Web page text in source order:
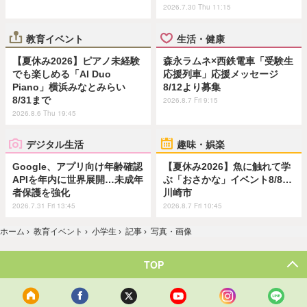
2026.7.30 Thu 11:15
教育イベント
【夏休み2026】ピアノ未経験
でも楽しめる「AI Duo
Piano」横浜みなとみらい
8/31まで
2026.8.6 Thu 19:45
生活・健康
森永ラムネ×西鉄電車「受験生
応援列車」応援メッセージ
8/12より募集
2026.8.7 Fri 9:15
デジタル生活
Google、アプリ向け年齢確認
APIを年内に世界展開…未成年
者保護を強化
2026.7.31 Fri 13:45
趣味・娯楽
【夏休み2026】魚に触れて学
ぶ「おさかな」イベント8/8…
川崎市
2026.8.7 Fri 10:45
ホーム › 教育イベント › 小学生 › 記事 › 写真・画像
TOP